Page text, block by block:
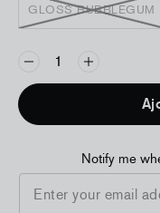
GLOSS BUBBLEGUM
Notify me